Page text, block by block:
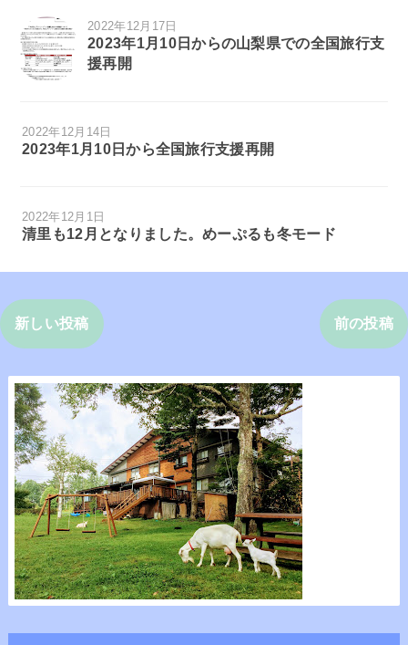
2022年12月17日
2023年1月10日からの山梨県での全国旅行支
援再開
2022年12月14日
2023年1月10日から全国旅行支援再開
2022年12月1日
清里も12月となりました。めーぷるも冬モード
新しい投稿 前の投稿